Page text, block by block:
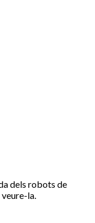
dels robots de
la.